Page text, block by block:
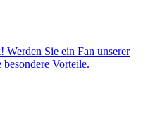
Werden Sie ein Fan unserer
Vorteile.